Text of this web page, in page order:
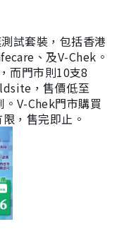
試套裝，包括香港
、及V-Chek。
而門市則10支8
，售價低至
V-Chek門市購買
，售完即止。